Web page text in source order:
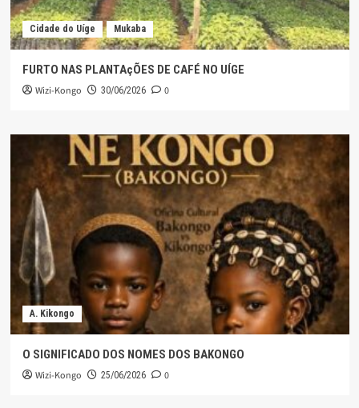
Cidade do Uíge Mukaba
FURTO NAS PLANTAçÕES DE CAFÉ NO UÍGE
Wizi-Kongo 30/06/2026 0
A. Kikongo
O SIGNIFICADO DOS NOMES DOS BAKONGO
Wizi-Kongo 25/06/2026 0